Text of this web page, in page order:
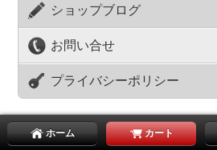
ショップブログ
お問い合せ
プライバシーポリシー
ホーム カート